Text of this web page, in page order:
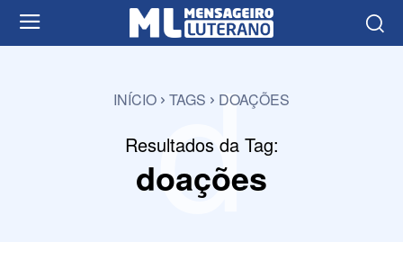
INÍCIO TAGS DOAÇÕES
Resultados da Tag:
doações
d